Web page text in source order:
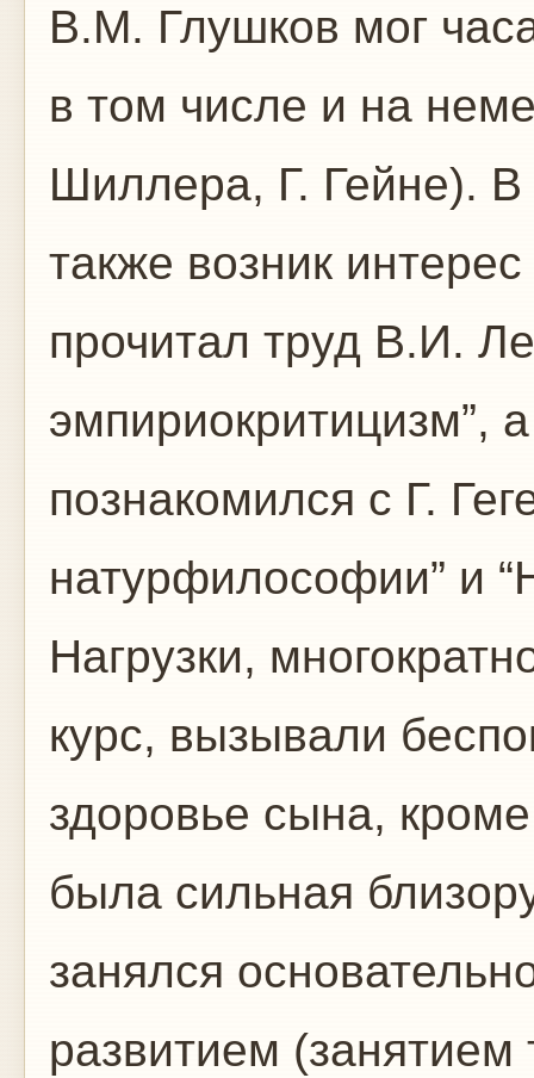
В.М. Глушков мог
в том числе и на
Шиллера, Г. Гейне).
также возник
прочитал труд В.И.
эмпириокритицизм”,
познакомился с Г.
натурфилософии” и
Нагрузки,
курс, вызывали
здоровье сына,
была сильная
занялся
развитием (занятием